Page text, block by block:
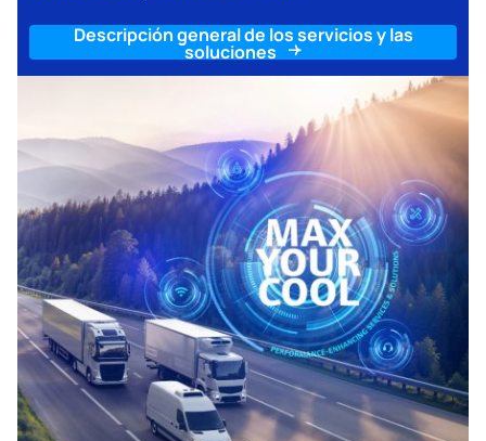
Descripción general de los servicios y las
soluciones